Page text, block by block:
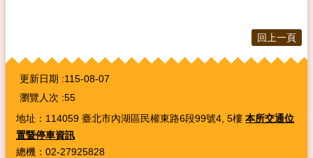
回上一頁
:::
更新日期
115-08-07
瀏覽人次 55
地址：114059 臺北市內湖區民權東路6段99號4, 5樓 本所交通位
置暨停車資訊
總機：02-27925828